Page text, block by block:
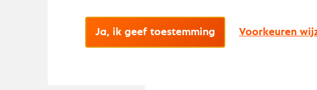
NL leert door, waar
kunnen volgen. Verder
Ja, ik geef toestemming Voorkeuren